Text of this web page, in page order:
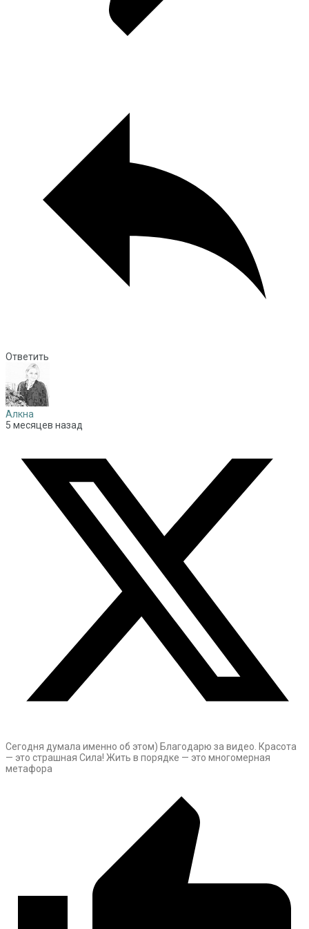
Ответить
Алкна
5 месяцев назад
Сегодня думала именно об этом) Благодарю за видео. Красота
— это страшная Сила! Жить в порядке — это многомерная
метафора